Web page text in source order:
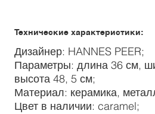
Технические характеристики:
Дизайнер: HANNES PEER;
Параметры: длина 36 см,
высота 48, 5 см;
Материал: керамика,
Цвет в наличии: caramel;